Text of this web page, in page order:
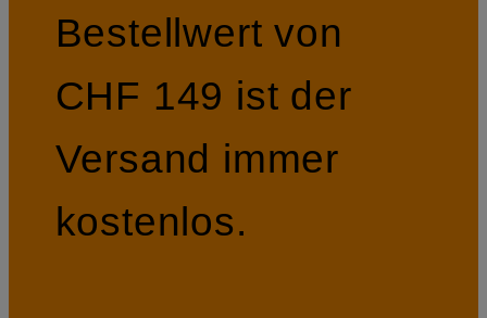
Bestellwert von
CHF 149 ist der
Versand immer
kostenlos.